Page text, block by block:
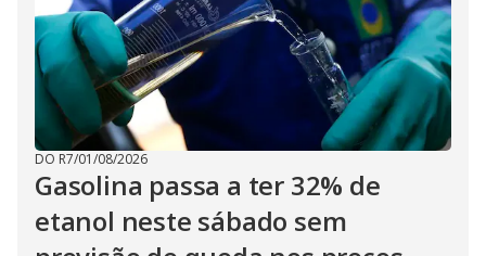
DO R7/01/08/2026
Gasolina passa a ter 32% de
etanol neste sábado sem